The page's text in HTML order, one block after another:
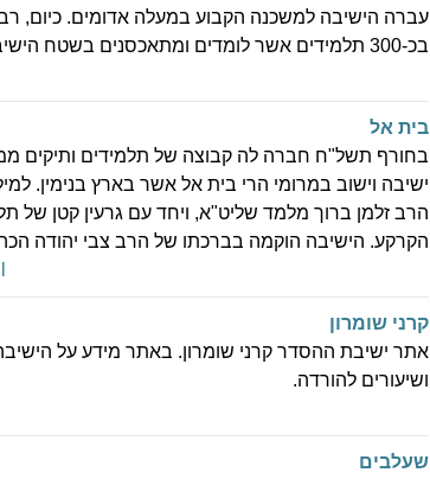
עברה הישיבה למשכנה הקבוע במעלה אדומים. כיום,
בכ-300 תלמידים אשר לומדים ומתאכסנים בשטח הישיבה במבנים מודרניים.
בית אל
בחורף תשל"ח חברה לה קבוצה של תלמידים ותיקים
ישיבה וישוב במרומי הרי בית אל אשר בארץ בנימין.
הרב זלמן ברוך מלמד שליט"א, ויחד עם גרעין קטן של
הקרקע. הישיבה הוקמה בברכתו של הרב צבי יהודה
קרני שומרון
אתר ישיבת ההסדר קרני שומרון. באתר מידע על
ושיעורים להורדה.
שעלבים